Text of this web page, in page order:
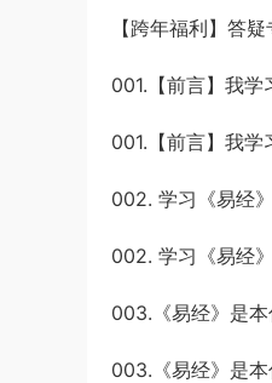
【跨年福利】答
001.【前言】我
001.【前言】我
002. 学习《易经
002. 学习《易经
003.《易经》是
003.《易经》是